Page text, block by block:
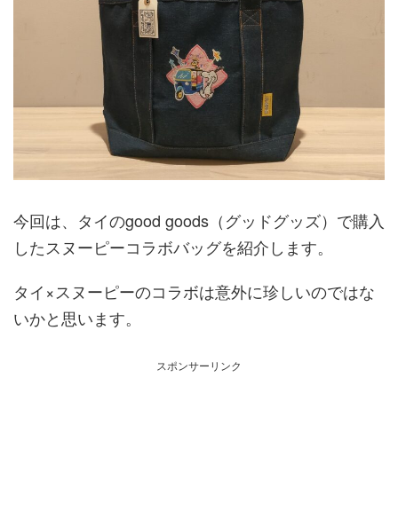
今回は、タイのgood goods（グッドグッズ）で購入
したスヌーピーコラボバッグを紹介します。
タイ×スヌーピーのコラボは意外に珍しいのではな
いかと思います。
スポンサーリンク